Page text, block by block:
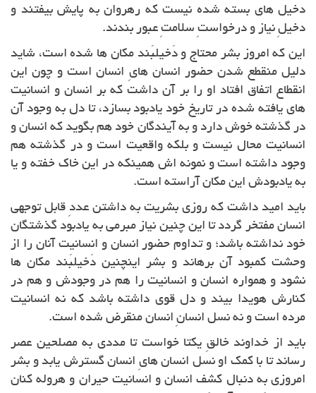
دخیل های بسته شده نیست که رهروان به پایش بیفتند و
دخیلِ نیاز و درخواستِ سلامتِ عبور بندند.
این که امروز بشر محتاج و دَخیلبَند مکان ها شده است، شاید
دلیل منقطع شدن حضور انسان هایِ انسان است و چون این
انقطاع اتفاق افتاد او را بر آن داشت که بر انسان و انسانیت
های یافته شده در تاریخ خود یادبود بسازد، تا دل به وجود آن
در گذشته خوش دارد و به آیندگان خود هم بگوید که انسان و
انسانیت محال نیست و بلکه واقعیت است و در گذشته هم
وجود داشته است و نمونه اش همینکه در این خاک خفته و یا
به یادبودش این مکان آراسته است.
باید امید داشت که روزی بشریت به داشتن عددِ قابل توجهی
انسان مفتخر گردد تا این چنین نیاز مبرمی به یادبود گذشتگان
خود نداشته باشد؛ و تداوم حضور انسان و انسانیت آنان را از
وحشت کمبود آن برهاند و بشر اینچنین دَخیلبَند مکان ها
نشود و همواره انسان و انسانیت را هم در وجودش و هم در
کنارش هویدا بیند و دل قوی داشته باشد که نه انسانیت
مرده است و نه نسل انسانِ انسان منقرض شده است.
باید از خداوند خالقِ یکتا خواست تا مددی به مصلحین عصر
رساند تا با کمک او نسل انسان هایِ انسان گسترش یابد و بشر
امروزی به دنبال کشف انسان و انسانیت حیران و هروله کنان